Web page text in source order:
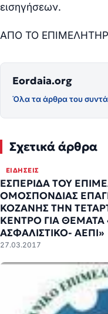
εισηγήσεων.
ΑΠΟ ΤΟ
Eordaia.org
Όλα τα άρθρα του
Σχετικά άρθρα
ΕΙΔΉΣΕΙΣ
ΕΣΠΕΡΙΔΑ ΤΟΥ
ΟΜΟΣΠΟΝΔΙΑΣ
ΚΟΖΑΝΗΣ ΤΗΝ
ΚΕΝΤΡΟ ΓΙΑ
ΑΣΦΑΛΙΣΤΙΚΟ- ΑΕΠΙ»
27.03.2017